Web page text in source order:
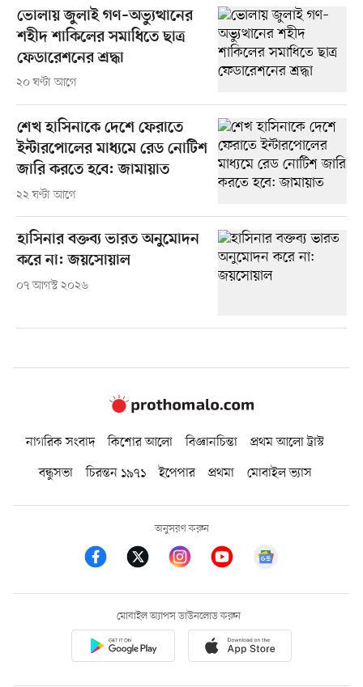
ভোলায় জুলাই গণ–অভ্যুত্থানের
শহীদ শাকিলের সমাধিতে ছাত্র
ফেডারেশনের শ্রদ্ধা
২০ ঘণ্টা আগে
শেখ হাসিনাকে দেশে ফেরাতে
ইন্টারপোলের মাধ্যমে রেড নোটিশ
জারি করতে হবে: জামায়াত
২২ ঘণ্টা আগে
হাসিনার বক্তব্য ভারত অনুমোদন
করে না: জয়সোয়াল
০৭ আগস্ট ২০২৬
নাগরিক সংবাদ কিশোর আলো বিজ্ঞানচিন্তা
প্রথম আলো ট্রাস্ট
বন্ধুসভা
চিরন্তন ১৯৭১ ইপেপার প্রথমা মোবাইল ভ্যাস
অনুসরণ করুন
মোবাইল অ্যাপস ডাউনলোড করুন